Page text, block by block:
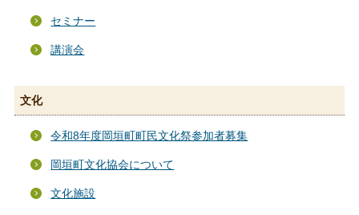
セミナー
講演会
文化
令和8年度岡垣町町民文化祭参加者募集
岡垣町文化協会について
文化施設